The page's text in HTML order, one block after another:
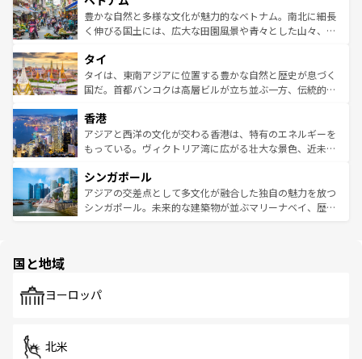
が味わえる。 なお、新着の台湾情報は コンテンツ一覧を参
照してほしい。
できる。そして、キムチや焼肉、絶品のストリートフード
まで、さまざまな韓国料理が待っている。夜には、韓国な
リティに包まれながら、韓国の多彩な魅力を心ゆくまで味
わってみてほしい。 なお、新着の韓国情報はコンテンツ一
覧を参照してほしい。
豊かな自然と多様な文化が魅力的なベトナム。南北に細長
く伸びる国土には、広大な田園風景や青々とした山々、世
急速な発展と共に伝統が息づく。ハノイの古い町並みやホ
ーチミン市のフランス統治時代の建物も、独特の雰囲気を
醸し出している。また、バラエティの豊かさとおいしさで
とつ。フォーやバインミー、ベトナムコーヒーなどは、ぜ
ひ現地で味わいたい。どの地域を訪れてもあたたかい人々
が旅行者を迎えてくれるので、きっと忘れられない旅にな
参照してほしい。
タイ
タイは、東南アジアに位置する豊かな自然と歴史が息づく
国だ。首都バンコクは高層ビルが立ち並ぶ一方、伝統的な
の活気が交差している。北部ではチェンマイなどの山岳地
帯で自然と触れ合い、南部ではプーケットやクラビの美し
いビーチでリゾート気分を楽しむことができる。タイ料理
激する。気候は一年中温暖で、どの季節にも異なる楽しみ
が待っている。親しみやすいタイの人々、仏教を中心とし
た文化、そして多様な観光資源が、訪れる旅人を魅了し続
香港
アジアと西洋の文化が交わる香港は、特有のエネルギーを
もっている。ヴィクトリア湾に広がる壮大な景色、近未来
み、どこを訪れても感動するはず。観光スポットが密集し
ており、効率よく見どころを回れるのも魅力。息をのむよ
うな絶景から文化的な体験まで、香港を存分に楽しみ尽く
シンガポール
アジアの交差点として多文化が融合した独自の魅力を放つ
シンガポール。未来的な建築物が並ぶマリーナベイ、歴史
で、ホーカーズは地元の風情を楽しめる外せないスポット
国と地域
ヨーロッパ
北米